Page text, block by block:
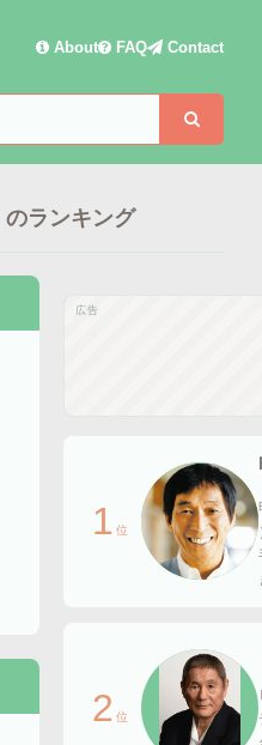
About FAQ Contact
のランキング
広告
1 位
2 位